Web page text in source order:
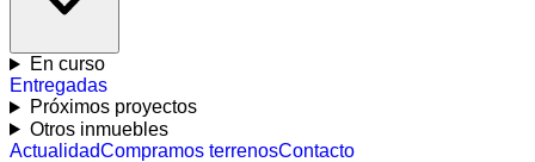
En curso
Entregadas
Próximos proyectos
Otros inmuebles
ActualidadCompramos terrenosContacto